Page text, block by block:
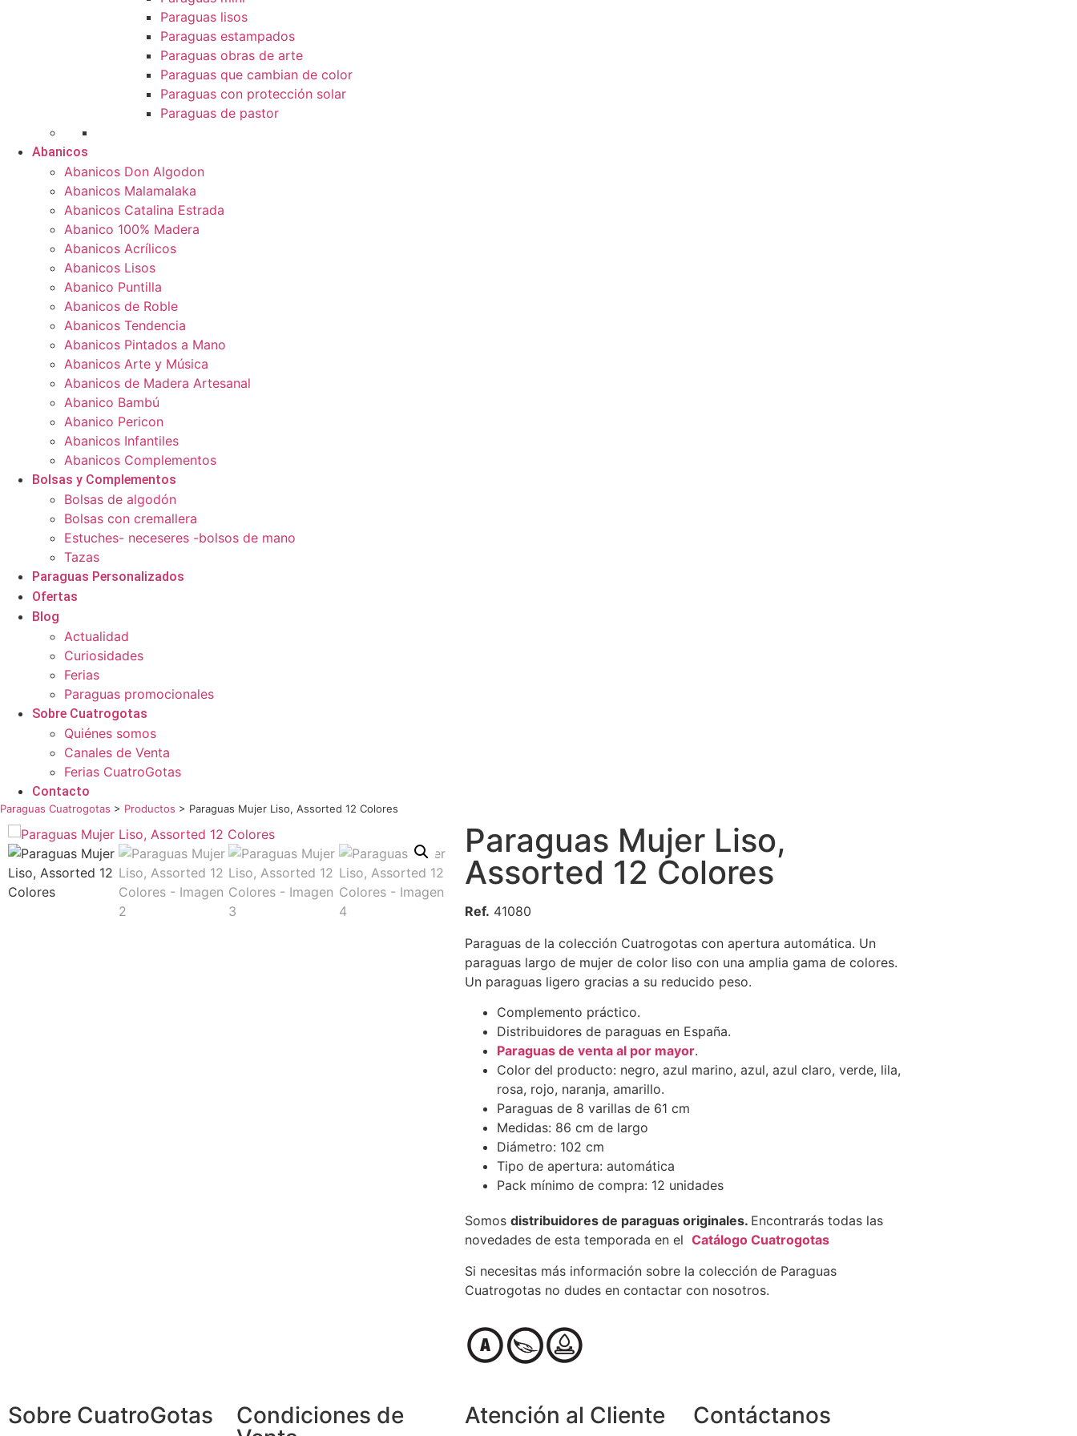
Paraguas lisos
Paraguas estampados
Paraguas obras de arte
Paraguas que cambian de color
Paraguas con protección solar
Paraguas de pastor
Abanicos
Abanicos Don Algodon
Abanicos Malamalaka
Abanicos Catalina Estrada
Abanico 100% Madera
Abanicos Acrílicos
Abanicos Lisos
Abanico Puntilla
Abanicos de Roble
Abanicos Tendencia
Abanicos Pintados a Mano
Abanicos Arte y Música
Abanicos de Madera Artesanal
Abanico Bambú
Abanico Pericon
Abanicos Infantiles
Abanicos Complementos
Bolsas y Complementos
Bolsas de algodón
Bolsas con cremallera
Estuches- neceseres -bolsos de mano
Tazas
Paraguas Personalizados
Ofertas
Blog
Actualidad
Curiosidades
Ferias
Paraguas promocionales
Sobre Cuatrogotas
Quiénes somos
Canales de Venta
Ferias CuatroGotas
Contacto
Paraguas Cuatrogotas > Productos > Paraguas Mujer Liso, Assorted 12 Colores
Paraguas Mujer Liso,
Assorted 12 Colores
Ref. 41080
Paraguas de la colección Cuatrogotas con apertura automática. Un
paraguas largo de mujer de color liso con una amplia gama de colores.
Un paraguas ligero gracias a su reducido peso.
Complemento práctico.
Distribuidores de paraguas en España.
Paraguas de venta al por mayor.
Color del producto: negro, azul marino, azul, azul claro, verde, lila,
rosa, rojo, naranja, amarillo.
Paraguas de 8 varillas de 61 cm
Medidas: 86 cm de largo
Diámetro: 102 cm
Tipo de apertura: automática
Pack mínimo de compra: 12 unidades
Somos distribuidores de paraguas originales. Encontrarás todas las
novedades de esta temporada en el Catálogo Cuatrogotas
Si necesitas más información sobre la colección de Paraguas
Cuatrogotas no dudes en contactar con nosotros.
Sobre CuatroGotas
Condiciones de
Atención al Cliente Contáctanos